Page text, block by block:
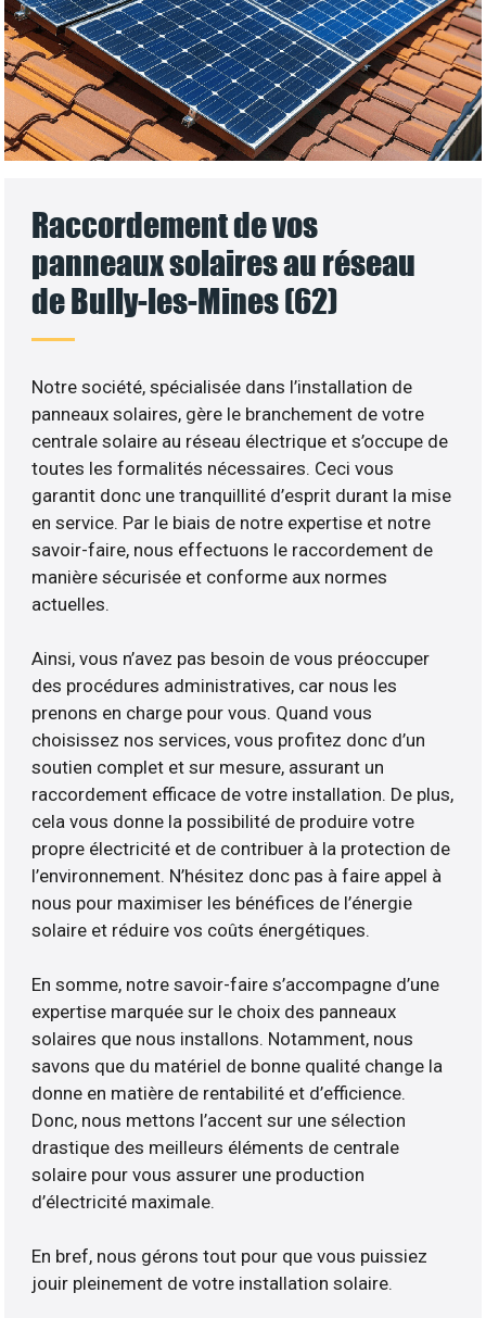
Raccordement de vos
panneaux solaires au réseau
de Bully-les-Mines (62)
Notre société, spécialisée dans l’installation de
panneaux solaires, gère le branchement de votre
centrale solaire au réseau électrique et s’occupe de
toutes les formalités nécessaires. Ceci vous
garantit donc une tranquillité d’esprit durant la mise
en service. Par le biais de notre expertise et notre
savoir-faire, nous effectuons le raccordement de
manière sécurisée et conforme aux normes
actuelles.
Ainsi, vous n’avez pas besoin de vous préoccuper
des procédures administratives, car nous les
prenons en charge pour vous. Quand vous
choisissez nos services, vous profitez donc d’un
soutien complet et sur mesure, assurant un
raccordement efficace de votre installation. De plus,
cela vous donne la possibilité de produire votre
propre électricité et de contribuer à la protection de
l’environnement. N’hésitez donc pas à faire appel à
nous pour maximiser les bénéfices de l’énergie
solaire et réduire vos coûts énergétiques.
En somme, notre savoir-faire s’accompagne d’une
expertise marquée sur le choix des panneaux
solaires que nous installons. Notamment, nous
savons que du matériel de bonne qualité change la
donne en matière de rentabilité et d’efficience.
Donc, nous mettons l’accent sur une sélection
drastique des meilleurs éléments de centrale
solaire pour vous assurer une production
d’électricité maximale.
En bref, nous gérons tout pour que vous puissiez
jouir pleinement de votre installation solaire.